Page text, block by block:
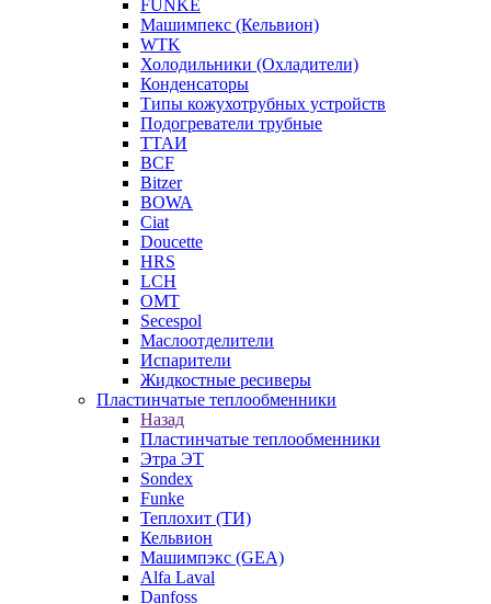
FUNKE
Машимпекс (Кельвион)
WTK
Холодильники (Охладители)
Конденсаторы
Типы кожухотрубных устройств
Подогреватели трубные
ТТАИ
BCF
Bitzer
BOWA
Ciat
Doucette
HRS
LCH
OMT
Secespol
Маслоотделители
Испарители
Жидкостные ресиверы
Пластинчатые теплообменники
Назад
Пластинчатые теплообменники
Этра ЭТ
Sondex
Funke
Теплохит (ТИ)
Кельвион
Машимпэкс (GEA)
Alfa Laval
Danfoss